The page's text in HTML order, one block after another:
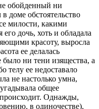
обойденный ни
доме обстоятельство
милости, какими
дочь, хоть и обладала
красоту, выросла
ее делалась
ни тени изящества, а
телу ее недоставало
не настолько умна,
общее
Однажды,
в одиночестве),